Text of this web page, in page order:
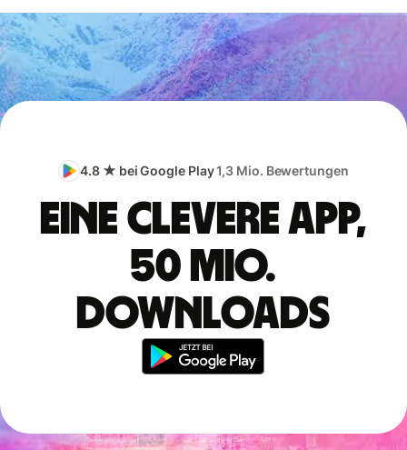
4.8 ★ bei Google Play1,3 Mio. Bewertungen
Eine clevere App,
50 Mio.
Downloads